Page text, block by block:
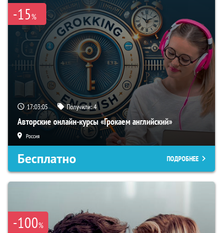
-15%
17:03:05 Получили:4
Авторские онлайн-курсы «Грокаем английский»
Россия
Бесплатно ПОДРОБНЕЕ
-100%